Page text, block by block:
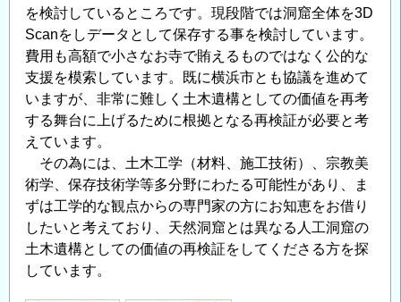
を検討しているところです。現段階では洞窟全体を3D
Scanをしデータとして保存する事を検討しています。
費用も高額で小さなお寺で賄えるものではなく公的な
支援を模索しています。既に横浜市とも協議を進めて
いますが、非常に難しく土木遺構としての価値を再考
する舞台に上げるために根拠となる再検証が必要と考
えています。
その為には、土木工学（材料、施工技術）、宗教美
術学、保存技術学等多分野にわたる可能性があり、ま
ずは工学的な観点からの専門家の方にお知恵をお借り
したいと考えており、天然洞窟とは異なる人工洞窟の
土木遺構としての価値の再検証をしてくださる方を探
しています。